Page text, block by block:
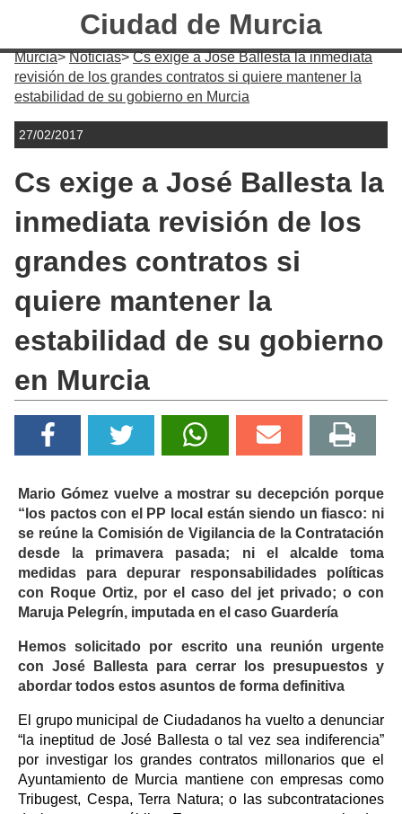
Ciudad de Murcia
Murcia Noticias
Cs exige a José Ballesta la inmediata
revisión de los grandes contratos si quiere mantener la
estabilidad de su gobierno en Murcia
27/02/2017
Cs exige a José Ballesta la
inmediata revisión de los
grandes contratos si
quiere mantener la
estabilidad de su gobierno
en Murcia
Mario Gómez vuelve a mostrar su decepción porque
“los pactos con el PP local están siendo un fiasco: ni
se reúne la Comisión de Vigilancia de la Contratación
desde la primavera pasada; ni el alcalde toma
medidas para depurar responsabilidades políticas
con Roque Ortiz, por el caso del jet privado; o con
Maruja Pelegrín, imputada en el caso Guardería
Hemos solicitado por escrito una reunión urgente
con José Ballesta para cerrar los presupuestos y
abordar todos estos asuntos de forma definitiva
El grupo municipal de Ciudadanos ha vuelto a denunciar
“la ineptitud de José Ballesta o tal vez sea indiferencia”
por investigar los grandes contratos millonarios que el
Ayuntamiento de Murcia mantiene con empresas como
Tribugest, Cespa, Terra Natura; o las subcontrataciones